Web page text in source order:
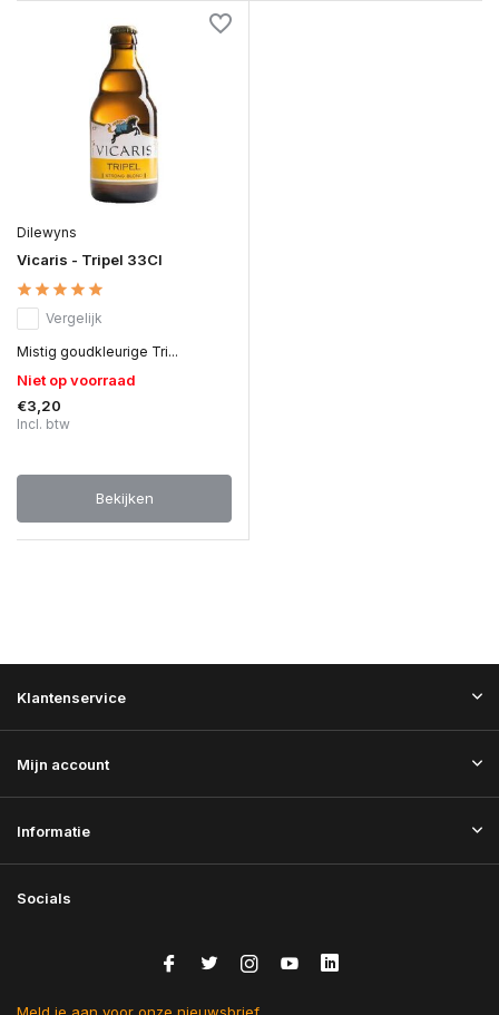
Dilewyns
Vicaris - Tripel 33Cl
Vergelijk
Mistig goudkleurige Tri...
Niet op voorraad
€3,20
Incl. btw
Bekijken
Klantenservice
Mijn account
Informatie
Socials